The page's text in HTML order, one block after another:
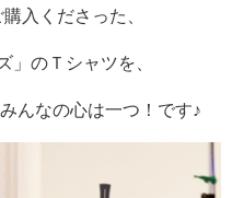
入くださった、
」のＴシャツを、
んなの心は一つ！です♪